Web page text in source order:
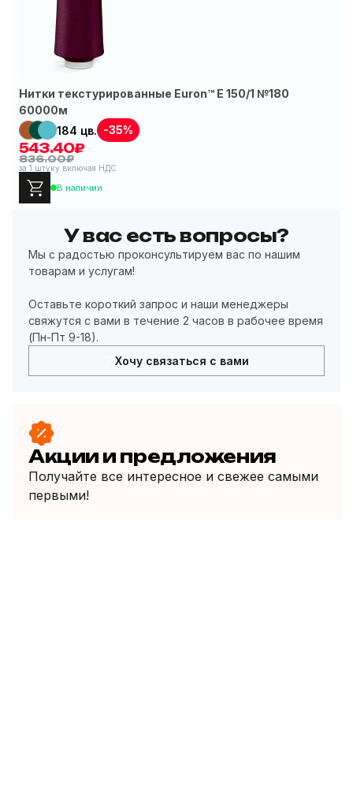
Нитки текстурированные Euron™ E 150/1 №180
60000м
184 цв. -35%
543.40₽
836.00₽
за 1 штуку включая НДС
В наличии
У вас есть вопросы?
Мы с радостью проконсультируем вас по нашим
товарам и услугам!
Оставьте короткий запрос и наши менеджеры
свяжутся с вами в течение 2 часов в рабочее время
(Пн-Пт 9-18).
Хочу связаться с вами
Акции и предложения
Получайте все интересное и свежее самыми
первыми!